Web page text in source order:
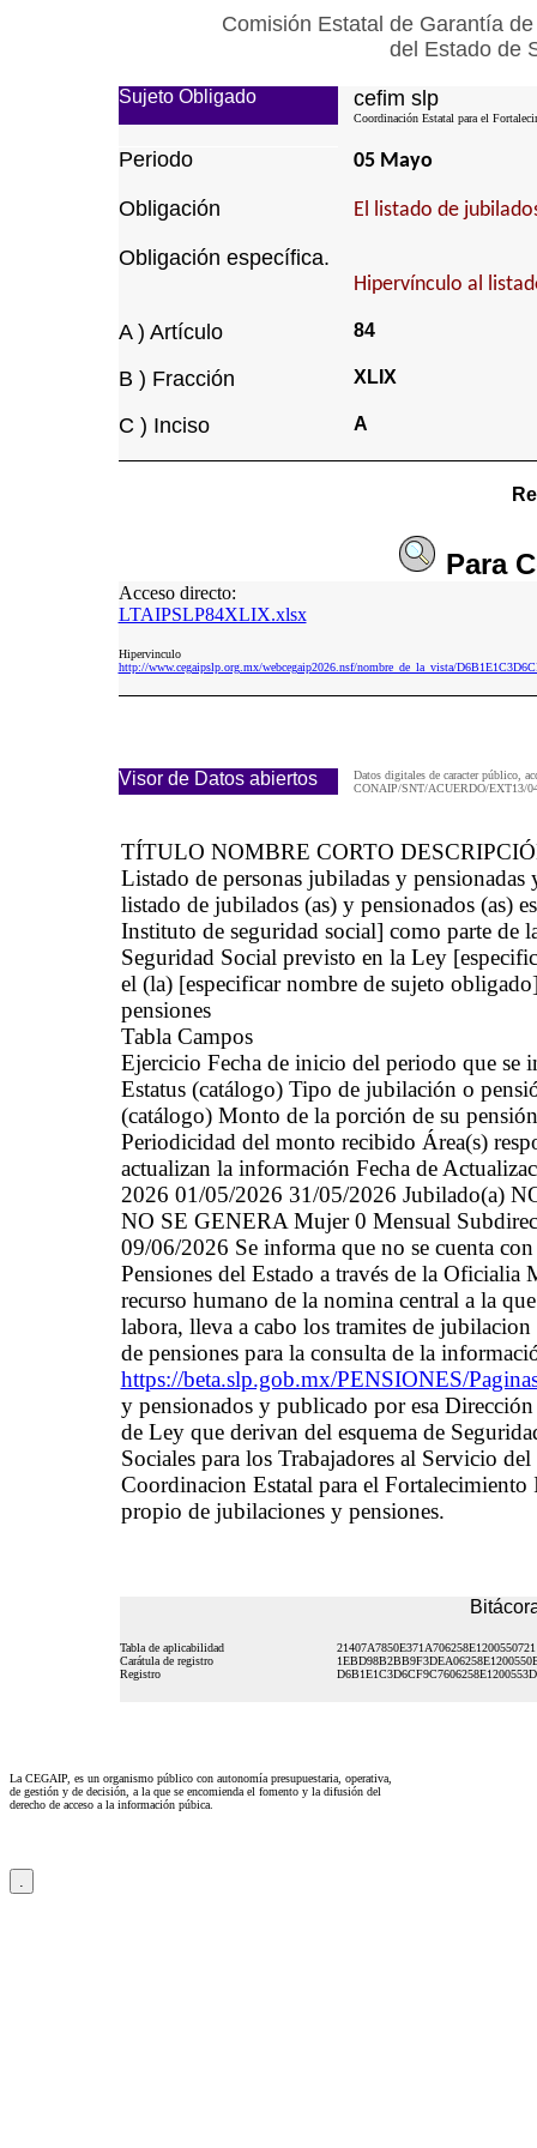
Comisión Estatal de Garantía
del Estado de
Sujeto Obligado cefim slp
Coordinación Estatal para el
Periodo 05 Mayo
Obligación El listado de
Obligación específica.
Hipervínculo al
A ) Artículo 84
B ) Fracción XLIX
C ) Inciso A
Para
Acceso directo:
LTAIPSLP84XLIX.xlsx
Hipervinculo
http://www.cegaipslp.org.mx/webcegaip2026.nsf/nombre_de_la_vista/
Visor de Datos abiertos
Datos digitales de caracter público,
CONAIP/SNT/ACUERDO/EXT13/
TÍTULO NOMBRE CORTO
Listado de personas jubiladas y
listado de jubilados (as) y pensionados (as)
Instituto de seguridad social] como parte de
Seguridad Social previsto en la Ley
el (la) [especificar nombre de sujeto
pensiones
Tabla Campos
Ejercicio Fecha de inicio del periodo que se
Estatus (catálogo) Tipo de jubilación o
(catálogo) Monto de la porción de su
Periodicidad del monto recibido Área(s)
actualizan la información Fecha de
2026 01/05/2026 31/05/2026 Jubilado(a)
NO SE GENERA Mujer 0 Mensual
09/06/2026 Se informa que no se cuenta
Pensiones del Estado a través de la
recurso humano de la nomina central a la
labora, lleva a cabo los tramites de
de pensiones para la consulta de la
https://beta.slp.gob.mx/PENSIONES/
y pensionados y publicado por esa
de Ley que derivan del esquema de
Sociales para los Trabajadores al Servicio
Coordinacion Estatal para el
propio de jubilaciones y pensiones.
Tabla de aplicabilidad
21407A7850E371A706258E1200550721
Carátula de registro
Registro
La CEGAIP, es un organismo público con autonomía presupuestaria, operativa,
de gestión y de decisión, a la que se encomienda el fomento y la difusión del
derecho de acceso a la información púbica.